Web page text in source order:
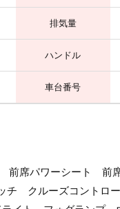
排気量
ハンドル
車台番号
前席パワーシート 前
チ クルーズコントロ